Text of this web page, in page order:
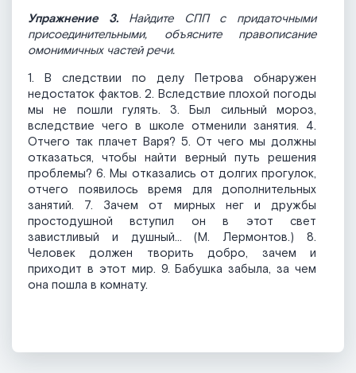
Упражнение 3.
Найдите СПП с придаточными
присоединительными, объясните правописание
омонимичных частей речи.
1. В следствии по делу Петрова обнаружен
недостаток фактов. 2. Вследствие плохой погоды
мы не пошли гулять. 3. Был сильный мороз,
вследствие чего в школе отменили занятия. 4.
Отчего так плачет Варя? 5. От чего мы должны
отказаться, чтобы найти верный путь решения
проблемы? 6. Мы отказались от долгих прогулок,
отчего появилось время для дополнительных
занятий. 7. Зачем от мирных нег и дружбы
простодушной вступил он в этот свет
завистливый и душный... (М. Лермонтов.) 8.
Человек должен творить добро, зачем и
приходит в этот мир. 9. Бабушка забыла, за чем
она пошла в комнату.